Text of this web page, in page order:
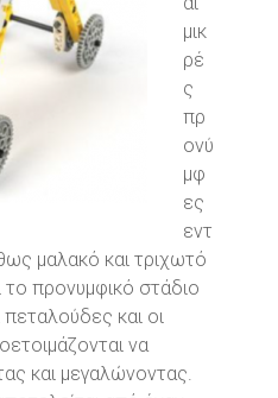
μικ
ρέ
ς
πρ
ονύ
μφ
ες
εντ
μαλακό και τριχωτό
το προνυμφικό στάδιο
και οι
να
και μεγαλώνοντας.